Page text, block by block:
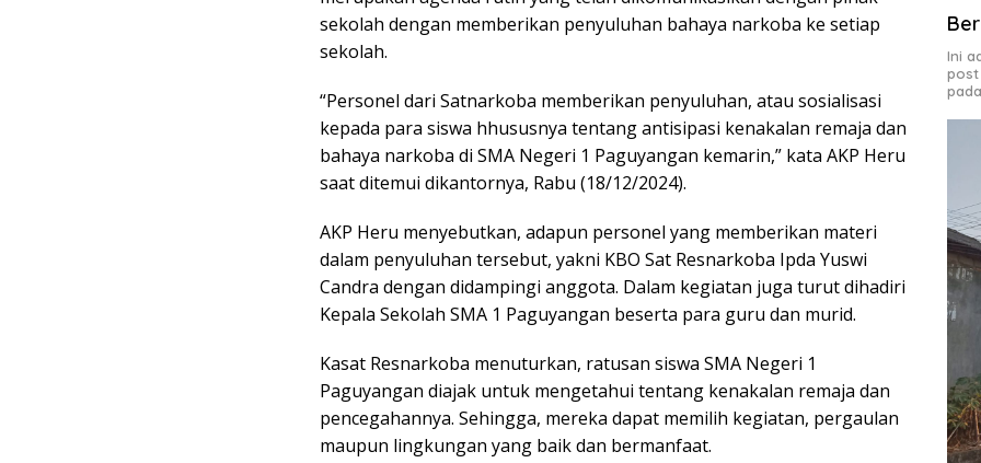
sekolah dengan memberikan penyuluhan bahaya narkoba ke setiap
sekolah.
“Personel dari Satnarkoba memberikan penyuluhan, atau sosialisasi
kepada para siswa hhususnya tentang antisipasi kenakalan remaja dan
bahaya narkoba di SMA Negeri 1 Paguyangan kemarin,” kata AKP Heru
saat ditemui dikantornya, Rabu (18/12/2024).
AKP Heru menyebutkan, adapun personel yang memberikan materi
dalam penyuluhan tersebut, yakni KBO Sat Resnarkoba Ipda Yuswi
Candra dengan didampingi anggota. Dalam kegiatan juga turut dihadiri
Kepala Sekolah SMA 1 Paguyangan beserta para guru dan murid.
Kasat Resnarkoba menuturkan, ratusan siswa SMA Negeri 1
Paguyangan diajak untuk mengetahui tentang kenakalan remaja dan
pencegahannya. Sehingga, mereka dapat memilih kegiatan, pergaulan
maupun lingkungan yang baik dan bermanfaat.
Ini
post